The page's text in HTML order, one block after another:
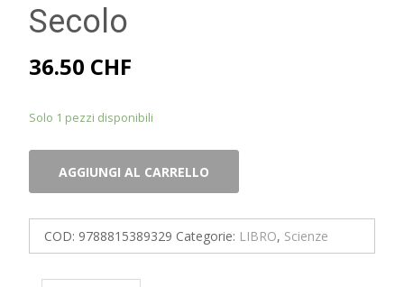
Secolo
36.50 CHF
Solo 1 pezzi disponibili
Dal
Rinascimento
AGGIUNGI AL CARRELLO
COD: 9788815389329 Categorie: LIBRO, Scienze